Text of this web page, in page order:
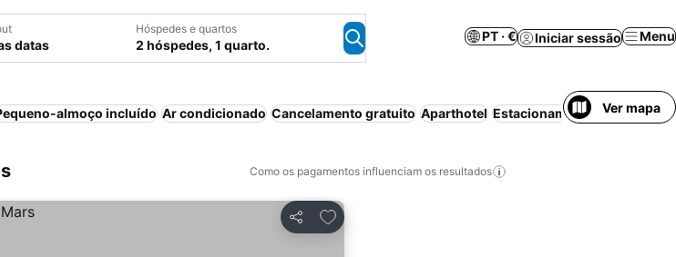
datas
Hóspedes e quartos
2 hóspedes, 1 quarto.
PT · € Iniciar sessão Menu
almoço incluído Ar condicionado Cancelamento gratuito Aparthotel Estacionamento Wi-fi
Ver mapa
Como os pagamentos influenciam os resultados
Partilhar
Adicionar aos favoritos